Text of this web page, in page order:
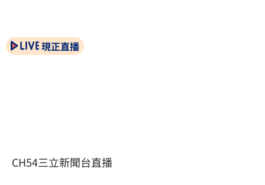
現正直播
CH54三立新聞台直播